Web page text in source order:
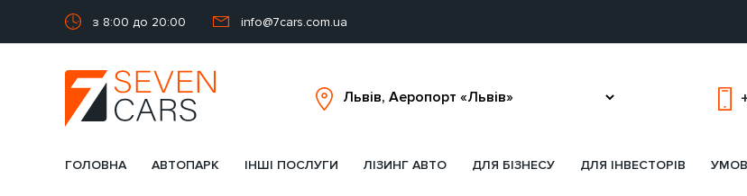
з 8:00 до 20:00 info@7cars.com.ua
ГОЛОВНА АВТОПАРК ІНШІ ПОСЛУГИ ЛІЗИНГ АВТО ДЛЯ БІЗНЕСУ ДЛЯ ІНВЕСТОРІВ